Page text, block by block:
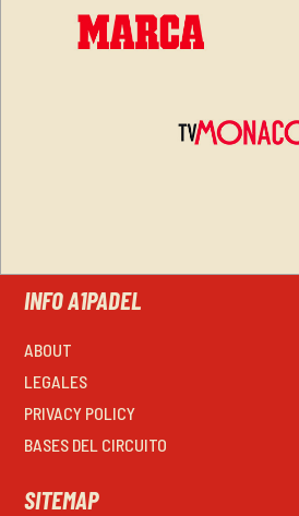
INFO A1PADEL
ABOUT
LEGALES
PRIVACY POLICY
BASES DEL CIRCUITO
SITEMAP